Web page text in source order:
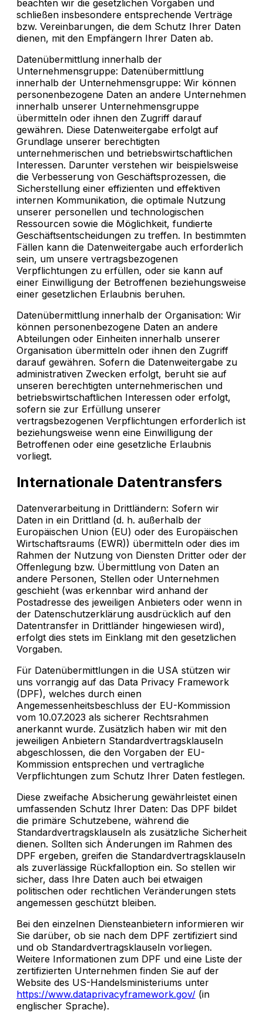
beachten wir die gesetzlichen Vorgaben und
schließen insbesondere entsprechende Verträge
bzw. Vereinbarungen, die dem Schutz Ihrer Daten
dienen, mit den Empfängern Ihrer Daten ab.
Datenübermittlung innerhalb der
Unternehmensgruppe: Datenübermittlung
innerhalb der Unternehmensgruppe: Wir können
personenbezogene Daten an andere Unternehmen
innerhalb unserer Unternehmensgruppe
übermitteln oder ihnen den Zugriff darauf
gewähren. Diese Datenweitergabe erfolgt auf
Grundlage unserer berechtigten
unternehmerischen und betriebswirtschaftlichen
Interessen. Darunter verstehen wir beispielsweise
die Verbesserung von Geschäftsprozessen, die
Sicherstellung einer effizienten und effektiven
internen Kommunikation, die optimale Nutzung
unserer personellen und technologischen
Ressourcen sowie die Möglichkeit, fundierte
Geschäftsentscheidungen zu treffen. In bestimmten
Fällen kann die Datenweitergabe auch erforderlich
sein, um unsere vertragsbezogenen
Verpflichtungen zu erfüllen, oder sie kann auf
einer Einwilligung der Betroffenen beziehungsweise
einer gesetzlichen Erlaubnis beruhen.
Datenübermittlung innerhalb der Organisation: Wir
können personenbezogene Daten an andere
Abteilungen oder Einheiten innerhalb unserer
Organisation übermitteln oder ihnen den Zugriff
darauf gewähren. Sofern die Datenweitergabe zu
administrativen Zwecken erfolgt, beruht sie auf
unseren berechtigten unternehmerischen und
betriebswirtschaftlichen Interessen oder erfolgt,
sofern sie zur Erfüllung unserer
vertragsbezogenen Verpflichtungen erforderlich ist
beziehungsweise wenn eine Einwilligung der
Betroffenen oder eine gesetzliche Erlaubnis
vorliegt.
Internationale Datentransfers
Datenverarbeitung in Drittländern: Sofern wir
Daten in ein Drittland (d. h. außerhalb der
Europäischen Union (EU) oder des Europäischen
Wirtschaftsraums (EWR)) übermitteln oder dies im
Rahmen der Nutzung von Diensten Dritter oder der
Offenlegung bzw. Übermittlung von Daten an
andere Personen, Stellen oder Unternehmen
geschieht (was erkennbar wird anhand der
Postadresse des jeweiligen Anbieters oder wenn in
der Datenschutzerklärung ausdrücklich auf den
Datentransfer in Drittländer hingewiesen wird),
erfolgt dies stets im Einklang mit den gesetzlichen
Vorgaben.
Für Datenübermittlungen in die USA stützen wir
uns vorrangig auf das Data Privacy Framework
(DPF), welches durch einen
Angemessenheitsbeschluss der EU-Kommission
vom 10.07.2023 als sicherer Rechtsrahmen
anerkannt wurde. Zusätzlich haben wir mit den
jeweiligen Anbietern Standardvertragsklauseln
abgeschlossen, die den Vorgaben der EU-
Kommission entsprechen und vertragliche
Verpflichtungen zum Schutz Ihrer Daten festlegen.
Diese zweifache Absicherung gewährleistet einen
umfassenden Schutz Ihrer Daten: Das DPF bildet
die primäre Schutzebene, während die
Standardvertragsklauseln als zusätzliche Sicherheit
dienen. Sollten sich Änderungen im Rahmen des
DPF ergeben, greifen die Standardvertragsklauseln
als zuverlässige Rückfalloption ein. So stellen wir
sicher, dass Ihre Daten auch bei etwaigen
politischen oder rechtlichen Veränderungen stets
angemessen geschützt bleiben.
Bei den einzelnen Diensteanbietern informieren wir
Sie darüber, ob sie nach dem DPF zertifiziert sind
und ob Standardvertragsklauseln vorliegen.
Weitere Informationen zum DPF und eine Liste der
zertifizierten Unternehmen finden Sie auf der
Website des US-Handelsministeriums unter
https://www.dataprivacyframework.gov/ (in
englischer Sprache).